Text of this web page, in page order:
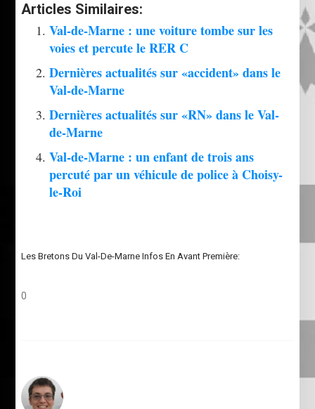
Articles Similaires:
Val-de-Marne : une voiture tombe sur les
voies et percute le RER C
Dernières actualités sur «accident» dans le
Val-de-Marne
Dernières actualités sur «RN» dans le Val-
de-Marne
Val-de-Marne : un enfant de trois ans
percuté par un véhicule de police à Choisy-
le-Roi
Les Bretons Du Val-De-Marne Infos En Avant Première:
0